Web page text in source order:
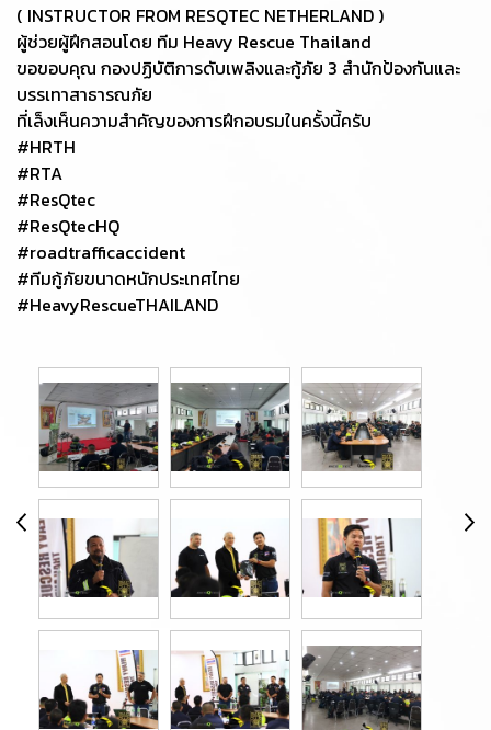
( INSTRUCTOR FROM RESQTEC NETHERLAND )
ผู้ช่วยผู้ฝึกสอนโดย ทีม Heavy Rescue Thailand
ขอขอบคุณ กองปฏิบัติการดับเพลิงและกู้ภัย 3 สำนักป้องกันและ
บรรเทาสาธารณภัย
ที่เล็งเห็นความสำคัญของการฝึกอบรมในครั้งนี้ครับ
#HRTH
#RTA
#ResQtec
#ResQtecHQ
#roadtrafficaccident
#ทีมกู้ภัยขนาดหนักประเทศไทย
#HeavyRescueTHAILAND